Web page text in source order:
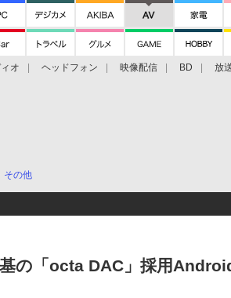
オ ヘッドフォン 映像配信 BD 放
その他
の「octa DAC」採用